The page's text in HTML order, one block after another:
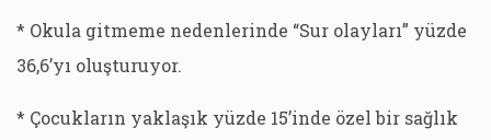
* Okula gitmeme nedenlerinde “Sur olayları” yüzde
36,6’yı oluşturuyor.
* Çocukların yaklaşık yüzde 15’inde özel bir sağlık